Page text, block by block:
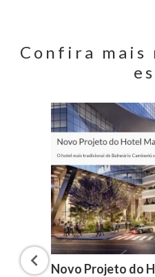
Confira mais
Novo Projeto do